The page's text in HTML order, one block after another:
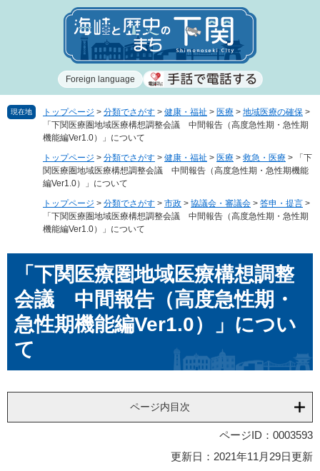
で
ば
Foreign language
現在地 トップページ > 分類でさがす > 健康・福祉 > 医療 > 地域医療の確保 >
「下関医療圏地域医療構想調整会議 中間報告（高度急性期・急性期
機能編Ver1.0）」について
トップページ > 分類でさがす > 健康・福祉 > 医療 > 救急・医療 >
「下
関医療圏地域医療構想調整会議 中間報告（高度急性期・急性期機能
編Ver1.0）」について
トップページ > 分類でさがす > 市政 > 協議会・審議会 > 答申・提言 >
「下関医療圏地域医療構想調整会議 中間報告（高度急性期・急性期
機能編Ver1.0）」について
「下関医療圏地域医療構想調整
会議 中間報告（高度急性期・
急性期機能編Ver1.0）」につい
て
ページ内目次
ページID：0003593
更新日：2021年11月29日更新